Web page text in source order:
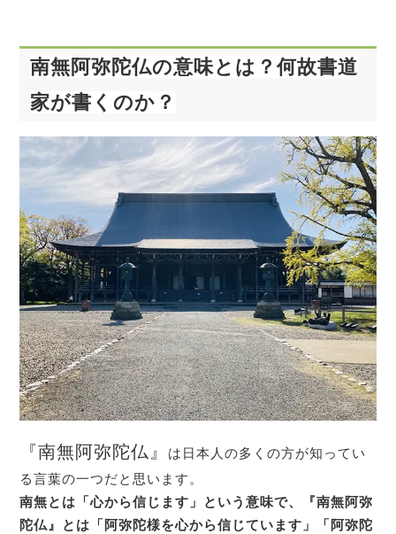
南無阿弥陀仏の意味とは？何故書道
家が書くのか？
『南無阿弥陀仏』
は日本人の多くの方が知ってい
る言葉の一つだと思います。
南無とは「心から信じます」という意味で、『南無阿弥
陀仏』とは「阿弥陀様を心から信じています」「阿弥陀